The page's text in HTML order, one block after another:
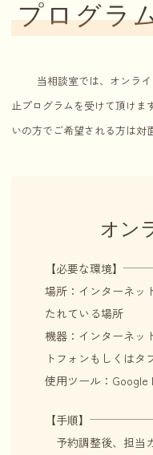
プログラ
当相談室では、オンライ
止プログラムを受けて頂けま
いの方でご希望される方は対
オン
【必要な環境】
場所：インターネッ
たれている場所
機器：インターネッ
トフォンもしくはタ
使用ツール：Google
【手順】
予約調整後、担当